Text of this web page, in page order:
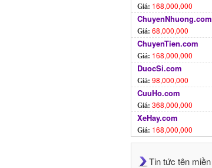
Giá: 168,000,000
ChuyenNhuong.com
Giá: 68,000,000
ChuyenTien.com
Giá: 168,000,000
DuocSi.com
Giá: 98,000,000
CuuHo.com
Giá: 368,000,000
XeHay.com
Giá: 168,000,000
Tin tức tên miền